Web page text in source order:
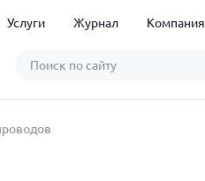
Услуги Журнал Компания